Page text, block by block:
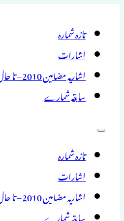
تازہ شمارہ
اشارات
اشاریہ مضامین 2010 – تا حال
سابقہ شمارے
تازہ شمارہ
اشارات
اشاریہ مضامین 2010 – تا حال
سابقہ شمارے